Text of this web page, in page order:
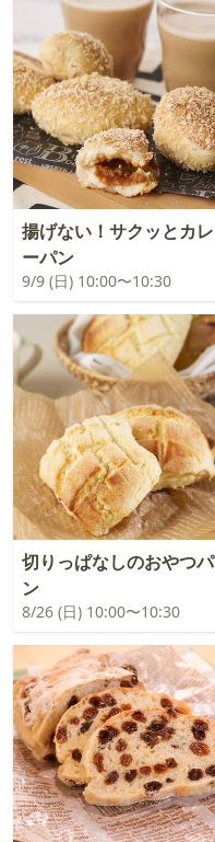
揚げない！サクッとカレ
ーパン
9/9 (日) 10:00〜10:30
切りっぱなしのおやつパ
ン
8/26 (日) 10:00〜10:30